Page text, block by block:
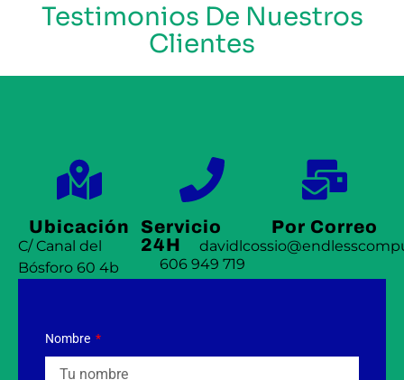
Testimonios De Nuestros
Clientes
Ubicación
C/ Canal del
Bósforo 60 4b
Servicio
24H
606 949 719
Por Correo
Nombre